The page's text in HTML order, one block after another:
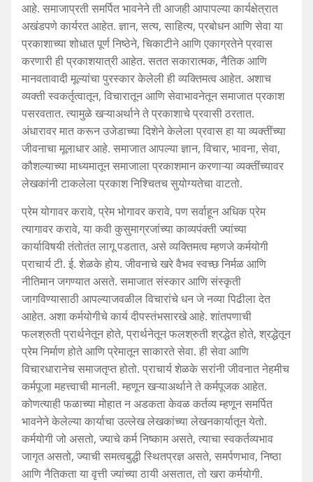
आहे. समाजाप्रती समर्पित भावनेने ती आजही आपापल्या कार्यक्षेत्रात
अखंडपणे कार्यरत आहेत. ज्ञान, सत्य, साहित्य, प्रबोधन आणि सेवा या
प्रकाशाच्या शोधात पूर्ण निष्ठेने, चिकाटीने आणि एकाग्रतेने प्रवास
करणारी ही प्रकाशयात्री आहेत. सतत सकारात्मक, नैतिक आणि
मानवतावादी मूल्यांचा पुरस्कार केलेली ही व्यक्तिमत्व आहेत. अशाच
व्यक्ती स्वकर्तृत्वातून, विचारातून आणि सेवाभावनेतून समाजात प्रकाश
पसरवतात. त्यामुळे खऱ्याअर्थाने ते प्रकाशाचे प्रवासी ठरतात.
अंधारावर मात करून उजेडाच्या दिशेने केलेला प्रवास हा या व्यक्तींच्या
जीवनाचा मूलाधार आहे. समाजात आपल्या ज्ञान, विचार, भावना, सेवा,
कौशल्याच्या माध्यमातून समाजाला प्रकाशमान करणाऱ्या व्यक्तींच्यावर
लेखकांनी टाकलेला प्रकाश निश्चितच सुयोग्यतेचा वाटतो.
प्रेम योगावर करावे, प्रेम भोगावर करावे, पण सर्वाहून अधिक प्रेम
त्यागावर करावे, या कवी कुसुमाग्रजांच्या काव्यपंक्ती ज्यांच्या
कार्याविषयी तंतोतंत लागू पडतात, असे व्यक्तिमत्व म्हणजे कर्मयोगी
प्राचार्य टी. ई. शेळके होय. जीवनाचे खरे वैभव स्वच्छ निर्मळ आणि
नीतिमान जगण्यात असते. समाजात संस्कार आणि संस्कृती
जागविण्यासाठी आपल्याजवळील विचारांचे धन जे नव्या पिढीला देत
आहेत. अशा कर्मयोगीचे कार्य दीपस्तंभसारखे आहे. शांतपणाची
फलश्रुती प्रार्थनेतून होते, प्रार्थनेतून फलश्रुती श्रद्धेत होते, श्रद्धेतून
प्रेम निर्माण होते आणि प्रेमातून साकारते सेवा. ही सेवा आणि
विचारधारानेच समाजतृप्त होतो. प्राचार्य शेळके सरांनी जीवनात नेहमीच
कर्मपूजा महत्त्वाची मानली. म्हणून खऱ्याअर्थाने ते कर्मपूजक आहेत.
कोणत्याही फळाच्या मोहात न अडकता केवळ कर्तव्य म्हणून समर्पित
भावनेने केलेल्या कार्याचा उल्लेख लेखकांच्या लेखनकार्यातून येतो.
कर्मयोगी जो असतो, ज्याचे कर्म निष्काम असते, त्याचा स्वकर्तव्यभाव
जागृत असतो, ज्याची समत्वबुद्धी स्थितप्रज्ञ असते, समर्पणभाव, निष्ठा
आणि नैतिकता या वृत्ती ज्यांच्या ठायी असतात, तो खरा कर्मयोगी.